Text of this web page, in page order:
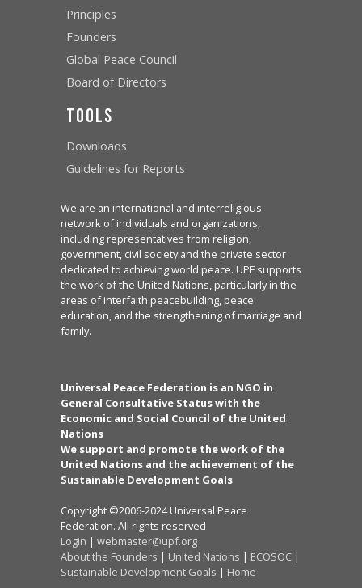
Principles
Founders
Global Peace Council
Board of Directors
Tools
Downloads
Guidelines for Reports
We are an international and interreligious
network of individuals and organizations,
including representatives from religion,
government, civil society and the private sector
dedicated to achieving world peace. UPF supports
the work of the United Nations, particularly in the
areas of interfaith peacebuilding, peace
education, and the strengthening of marriage and
family.
Universal Peace Federation is an NGO in
General Consultative Status with the
Economic and Social Council of the United
Nations
We support and promote the work of the
United Nations and the achievement of the
Sustainable Development Goals
Copyright ©2006-2024 Universal Peace
Federation. All rights reserved
Login | webmaster@upf.org
About the Founders | United Nations | ECOSOC |
Sustainable Development Goals | Home